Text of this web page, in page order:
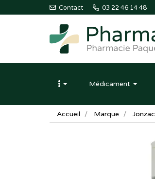
Contact 03 22 46 14 48
Pharmaleo
Pharmacie
Paque
Amiens
Médicament
Accueil Marque Jonzac